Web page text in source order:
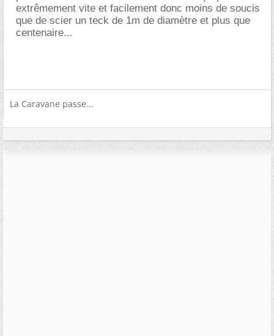
extrêmement vite et facilement donc moins de soucis
que de scier un teck de 1m de diamètre et plus que
centenaire...
La Caravane passe...